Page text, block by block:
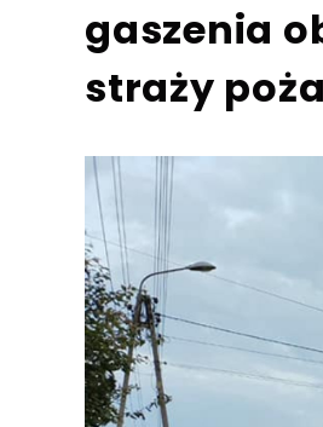
gaszenia
straży